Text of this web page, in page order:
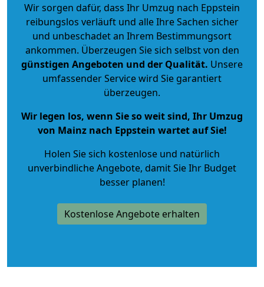
Wir sorgen dafür, dass Ihr Umzug nach Eppstein
reibungslos verläuft und alle Ihre Sachen sicher
und unbeschadet an Ihrem Bestimmungsort
ankommen. Überzeugen Sie sich selbst von den
günstigen Angeboten und der Qualität. Unsere
umfassender Service wird Sie garantiert
überzeugen.
Wir legen los, wenn Sie so weit sind, Ihr Umzug
von Mainz nach Eppstein wartet auf Sie!
Holen Sie sich kostenlose und natürlich
unverbindliche Angebote, damit Sie Ihr Budget
besser planen!
Kostenlose Angebote erhalten